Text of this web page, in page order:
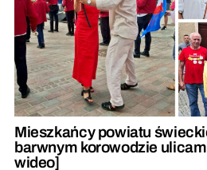
Mieszkańcy powiatu
barwnym korowodzie
wideo]